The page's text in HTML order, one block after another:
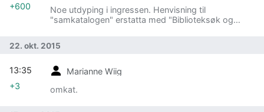
Noe utdyping i ingressen. Henvisning til
"samkatalogen" erstatta med "Biblioteksøk og
+600
22. okt. 2015
Marianne Wiig
omkat.
13:35
+3